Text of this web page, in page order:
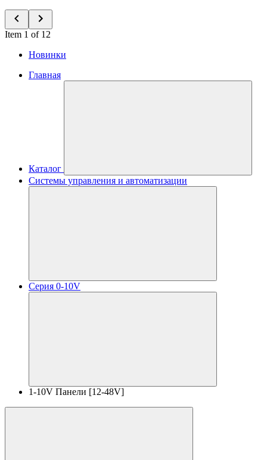
Item 1 of 12
Новинки
Главная
Каталог
Системы управления и автоматизации
Серия 0-10V
1-10V Панели [12-48V]